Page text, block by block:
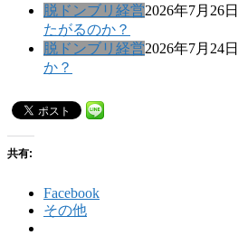
脱ドンブリ経営2026年7月26日
たがるのか？
脱ドンブリ経営2026年7月24日
か？
共有:
Facebook
その他